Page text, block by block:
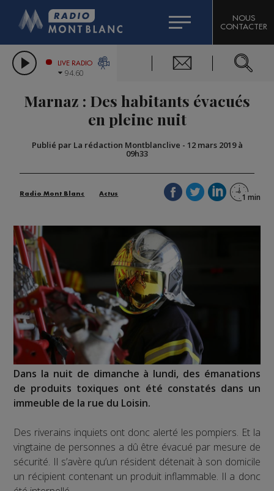
LES CHRONIQUES DE L'EXPERT
CITIZEN MACHINERY
GRAND MASSIF DOMAINES SKIABLES
BIGARD
COMPAGNIE DU MONT-BLANC
NOUS
CONTACTER
LIVE RADIO
94.60
Marnaz : Des habitants évacués
en pleine nuit
Publié par La rédaction Montblanclive - 12 mars 2019 à
09h33
Radio Mont Blanc Actus
Dans la nuit de dimanche à lundi, des émanations
de produits toxiques ont été constatés dans un
immeuble de la rue du Loisin.
Des riverains inquiets ont donc alerté les pompiers. Et la
vingtaine de personnes a dû être évacué par mesure de
sécurité. Il s’avère qu’un résident détenait à son domicile
un récipient contenant un produit inflammable. Il a donc